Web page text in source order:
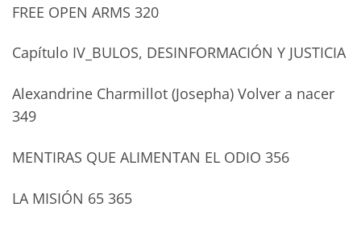
FREE OPEN ARMS 320
Capítulo IV_BULOS, DESINFORMACIÓN Y JUSTICIA
Alexandrine Charmillot (Josepha) Volver a nacer
349
MENTIRAS QUE ALIMENTAN EL ODIO 356
LA MISIÓN 65 365